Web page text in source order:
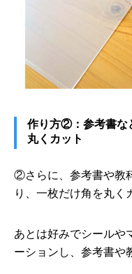
作り方②：参考書な
丸くカット
②さらに、参考書や教
り、一枚だけ角を丸く
あとは好みでシールや
ーションし、参考書や